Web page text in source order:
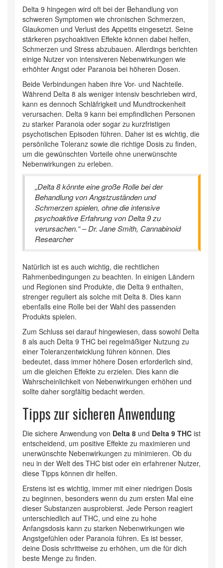
Delta 9 hingegen wird oft bei der Behandlung von
schweren Symptomen wie chronischen Schmerzen,
Glaukomen und Verlust des Appetits eingesetzt. Seine
stärkeren psychoaktiven Effekte können dabei helfen,
Schmerzen und Stress abzubauen. Allerdings berichten
einige Nutzer von intensiveren Nebenwirkungen wie
erhöhter Angst oder Paranoia bei höheren Dosen.
Beide Verbindungen haben ihre Vor- und Nachteile.
Während Delta 8 als weniger intensiv beschrieben wird,
kann es dennoch Schläfrigkeit und Mundtrockenheit
verursachen. Delta 9 kann bei empfindlichen Personen
zu starker Paranoia oder sogar zu kurzfristigen
psychotischen Episoden führen. Daher ist es wichtig, die
persönliche Toleranz sowie die richtige Dosis zu finden,
um die gewünschten Vorteile ohne unerwünschte
Nebenwirkungen zu erleben.
„Delta 8 könnte eine große Rolle bei der
Behandlung von Angstzuständen und
Schmerzen spielen, ohne die intensive
psychoaktive Erfahrung von Delta 9 zu
verursachen.“ – Dr. Jane Smith, Cannabinoid
Researcher
Natürlich ist es auch wichtig, die rechtlichen
Rahmenbedingungen zu beachten. In einigen Ländern
und Regionen sind Produkte, die Delta 9 enthalten,
strenger reguliert als solche mit Delta 8. Dies kann
ebenfalls eine Rolle bei der Wahl des passenden
Produkts spielen.
Zum Schluss sei darauf hingewiesen, dass sowohl Delta
8 als auch Delta 9 THC bei regelmäßiger Nutzung zu
einer Toleranzentwicklung führen können. Dies
bedeutet, dass immer höhere Dosen erforderlich sind,
um die gleichen Effekte zu erzielen. Dies kann die
Wahrscheinlichkeit von Nebenwirkungen erhöhen und
sollte daher sorgfältig bedacht werden.
Tipps zur sicheren Anwendung
Die sichere Anwendung von Delta 8 und Delta 9 THC ist
entscheidend, um positive Effekte zu maximieren und
unerwünschte Nebenwirkungen zu minimieren. Ob du
neu in der Welt des THC bist oder ein erfahrener Nutzer,
diese Tipps können dir helfen.
Erstens ist es wichtig, immer mit einer niedrigen Dosis
zu beginnen, besonders wenn du zum ersten Mal eine
dieser Substanzen ausprobierst. Jede Person reagiert
unterschiedlich auf THC, und eine zu hohe
Anfangsdosis kann zu starken Nebenwirkungen wie
Angstgefühlen oder Paranoia führen. Es ist besser,
deine Dosis schrittweise zu erhöhen, um die für dich
beste Menge zu finden.